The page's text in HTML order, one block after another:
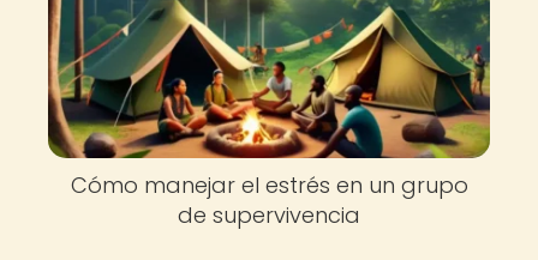
Cómo manejar el estrés en un grupo
de supervivencia